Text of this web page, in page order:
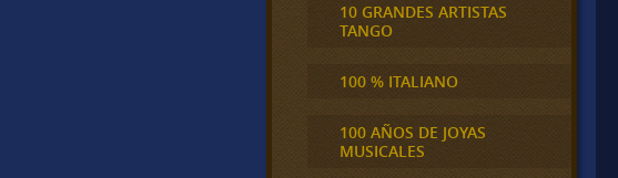
10 GRANDES ARTISTAS
TANGO
100 % ITALIANO
100 AÑOS DE JOYAS
MUSICALES